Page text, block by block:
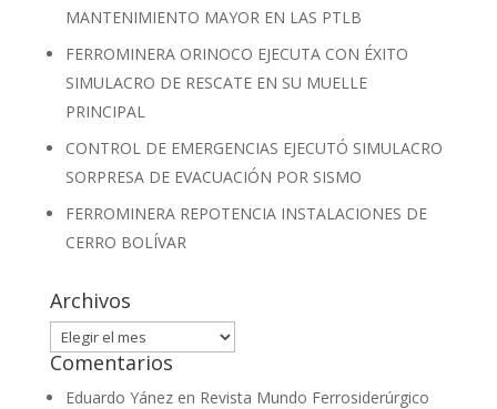
MANTENIMIENTO MAYOR EN LAS PTLB
FERROMINERA ORINOCO EJECUTA CON ÉXITO
SIMULACRO DE RESCATE EN SU MUELLE
PRINCIPAL
CONTROL DE EMERGENCIAS EJECUTÓ SIMULACRO
SORPRESA DE EVACUACIÓN POR SISMO
FERROMINERA REPOTENCIA INSTALACIONES DE
CERRO BOLÍVAR
Archivos
Archivos
Comentarios
Eduardo Yánezen Revista Mundo Ferrosiderúrgico